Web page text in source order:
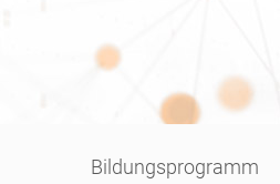
Bildungsprogramm